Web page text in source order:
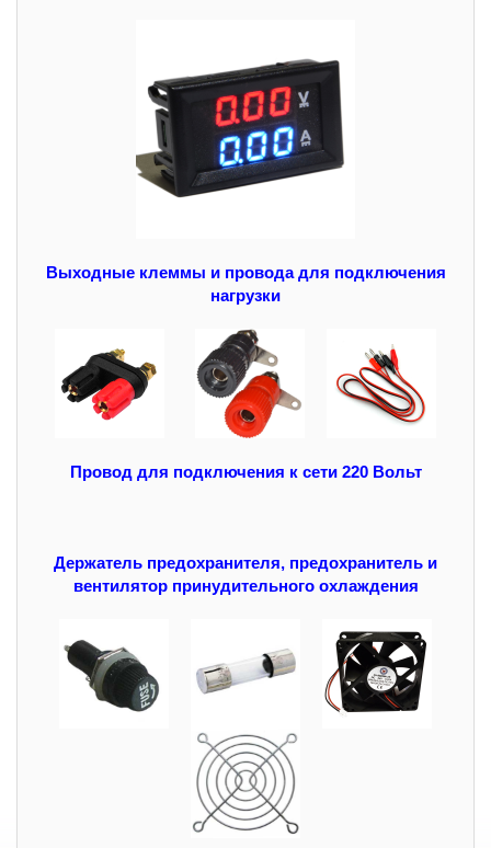
Выходные клеммы и провода для подключения
нагрузки
Провод для подключения к сети 220 Вольт
Держатель предохранителя, предохранитель и
вентилятор принудительного охлаждения